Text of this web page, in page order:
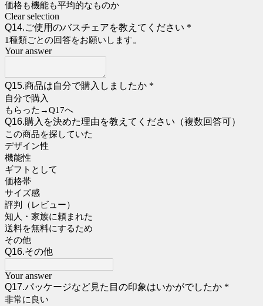
価格も機能も平均的なものか
Clear selection
Q14.ご使用のバスチェアを教えてください *
1種類ごとの回答をお願いします。
Your answer
Q15.商品は自分で購入しましたか *
自分で購入
もらった→Q17へ
Q16.購入を決めた理由を教えてください（複数回答可）
この商品を探していた
デザイン性
機能性
ギフトとして
価格帯
サイズ感
評判（レビュー）
知人・家族に頼まれた
送料を無料にするため
その他
Q16.その他
Your answer
Q17.パッケージなど見た目の印象はいかがでしたか *
非常に良い